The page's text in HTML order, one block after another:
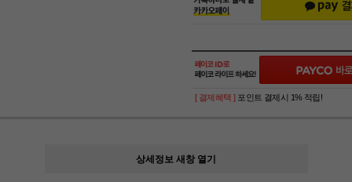
[ 결제혜택 ] 포인트 결제시 1% 적립!
상세정보 새창 열기